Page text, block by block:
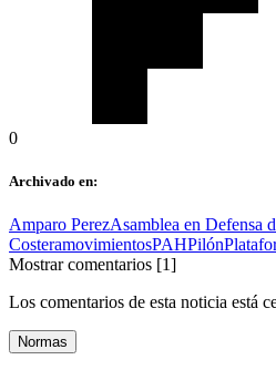
0
Archivado en:
Amparo PerezAsamblea en Defensa
CosteramovimientosPAHPilón
Mostrar comentarios [1]
Los comentarios de esta noticia está
Normas